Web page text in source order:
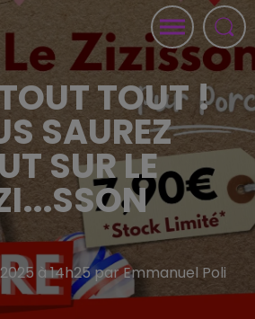
TOUT !
SAUREZ
SUR LE
à 14h25 par Emmanuel Poli